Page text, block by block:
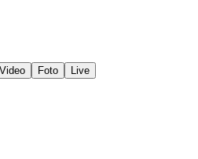
Video Foto
Live